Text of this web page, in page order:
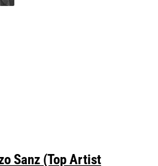
Sanz (Top Artist